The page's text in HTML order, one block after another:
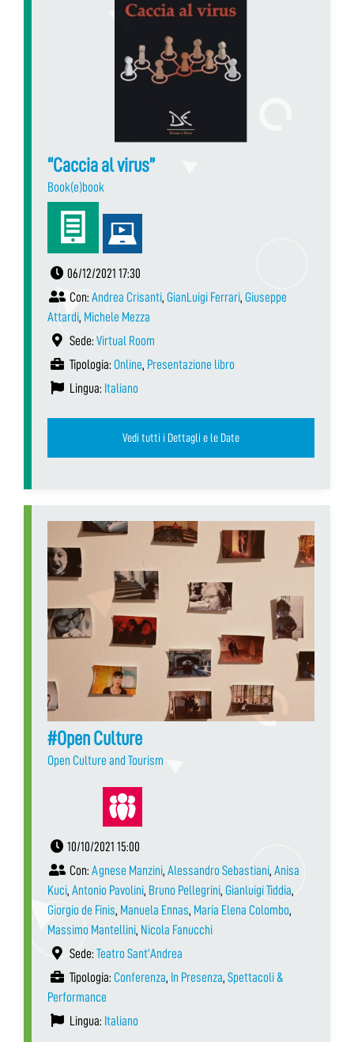
“Caccia al virus”
Book(e)book
06/12/2021 17:30
Con: Andrea Crisanti, GianLuigi Ferrari, Giuseppe
Attardi, Michele Mezza
Sede: Virtual Room
Tipologia: Online, Presentazione libro
Lingua: Italiano
Vedi tutti i Dettagli e le Date
#Open Culture
Open Culture and Tourism
10/10/2021 15:00
Con: Agnese Manzini, Alessandro Sebastiani, Anisa
Kuci, Antonio Pavolini, Bruno Pellegrini, Gianluigi Tiddia,
Giorgio de Finis, Manuela Ennas, Maria Elena Colombo,
Massimo Mantellini, Nicola Fanucchi
Sede: Teatro Sant’Andrea
Tipologia: Conferenza, In Presenza, Spettacoli &
Performance
Lingua: Italiano